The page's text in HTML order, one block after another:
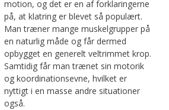
motion, og det er en af forklaringerne
på, at klatring er blevet så populært.
Man træner mange muskelgrupper på
en naturlig måde og får dermed
opbygget en generelt veltrimmet krop.
Samtidig får man trænet sin motorik
og koordinationsevne, hvilket er
nyttigt i en masse andre situationer
også.